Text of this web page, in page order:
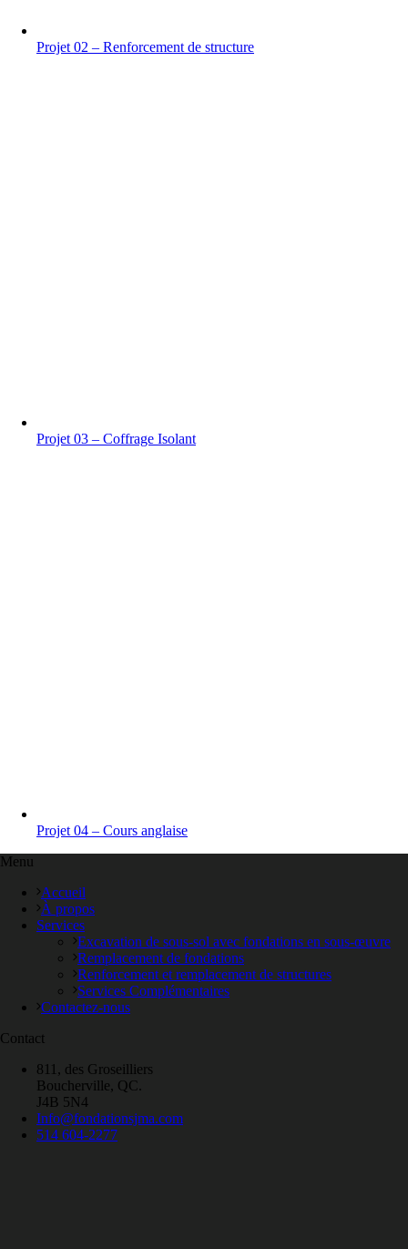
Projet 02 – Renforcement de structure
Projet 03 – Coffrage Isolant
Projet 04 – Cours anglaise
Menu
Accueil
À propos
Services
Excavation de sous-sol avec fondations en sous-œuvre
Remplacement de fondations
Renforcement et remplacement de structures
Services Complémentaires
Contactez-nous
Contact
811, des Groseilliers
Boucherville, QC.
J4B 5N4
Info@fondationsjma.com
514 604-2277